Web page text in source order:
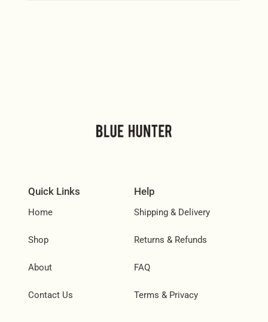
Quick Links
Home
Shop
About
Contact Us
Help
Shipping & Delivery
Returns & Refunds
FAQ
Terms & Privacy